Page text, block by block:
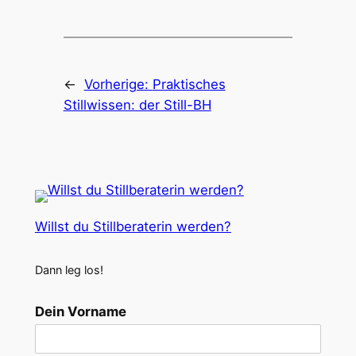
← Vorherige: Praktisches
Stillwissen: der Still-BH
Willst du Stillberaterin werden?
Dann leg los!
Dein Vorname